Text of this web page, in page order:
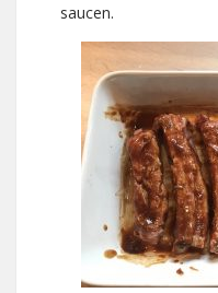
saucen.